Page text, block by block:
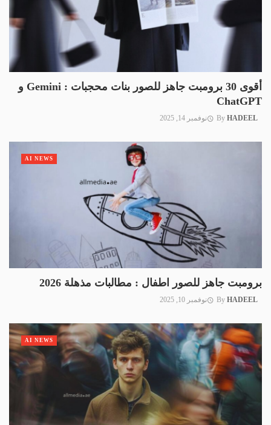
أقوى 30 برومبت جاهز للصور بنات محجبات : Gemini و
ChatGPT
By HADEEL نوفمبر 14, 2025
برومبت جاهز للصور اطفال : مطالبات مذهلة 2026
By HADEEL نوفمبر 10, 2025
AI NEWS
AI NEWS